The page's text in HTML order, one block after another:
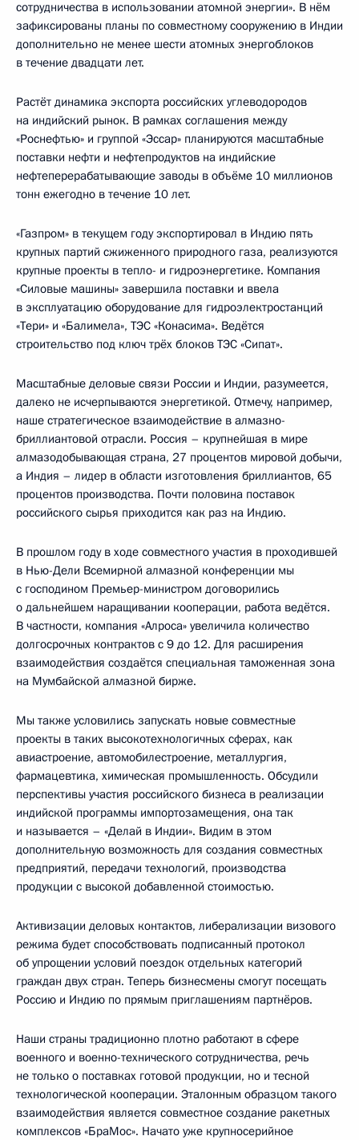
сотрудничества в использовании атомной энергии». В нём
зафиксированы планы по совместному сооружению в Индии
дополнительно не менее шести атомных энергоблоков
в течение двадцати лет.
Растёт динамика экспорта российских углеводородов
на индийский рынок. В рамках соглашения между
«Роснефтью» и группой «Эссар» планируются масштабные
поставки нефти и нефтепродуктов на индийские
нефтеперерабатывающие заводы в объёме 10 миллионов
тонн ежегодно в течение 10 лет.
«Газпром» в текущем году экспортировал в Индию пять
крупных партий сжиженного природного газа, реализуются
крупные проекты в тепло- и гидроэнергетике. Компания
«Силовые машины» завершила поставки и ввела
в эксплуатацию оборудование для гидроэлектростанций
«Тери» и «Балимела», ТЭС «Конасима». Ведётся
строительство под ключ трёх блоков ТЭС «Сипат».
Масштабные деловые связи России и Индии, разумеется,
далеко не исчерпываются энергетикой. Отмечу, например,
наше стратегическое взаимодействие в алмазно-
бриллиантовой отрасли. Россия – крупнейшая в мире
алмазодобывающая страна, 27 процентов мировой добычи,
а Индия – лидер в области изготовления бриллиантов, 65
процентов производства. Почти половина поставок
российского сырья приходится как раз на Индию.
В прошлом году в ходе совместного участия в проходившей
в Нью-Дели Всемирной алмазной конференции мы
с господином Премьер-министром договорились
о дальнейшем наращивании кооперации, работа ведётся.
В частности, компания «Алроса» увеличила количество
долгосрочных контрактов с 9 до 12. Для расширения
взаимодействия создаётся специальная таможенная зона
на Мумбайской алмазной бирже.
Мы также условились запускать новые совместные
проекты в таких высокотехнологичных сферах, как
авиастроение, автомобилестроение, металлургия,
фармацевтика, химическая промышленность. Обсудили
перспективы участия российского бизнеса в реализации
индийской программы импортозамещения, она так
и называется – «Делай в Индии». Видим в этом
дополнительную возможность для создания совместных
предприятий, передачи технологий, производства
продукции с высокой добавленной стоимостью.
Активизации деловых контактов, либерализации визового
режима будет способствовать подписанный протокол
об упрощении условий поездок отдельных категорий
граждан двух стран. Теперь бизнесмены смогут посещать
Россию и Индию по прямым приглашениям партнёров.
Наши страны традиционно плотно работают в сфере
военного и военно-технического сотрудничества, речь
не только о поставках готовой продукции, но и тесной
технологической кооперации. Эталонным образцом такого
взаимодействия является совместное создание ракетных
комплексов «БраМос». Начато уже крупносерийное